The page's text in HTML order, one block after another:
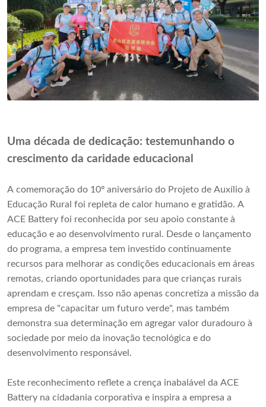
Uma década de dedicação: testemunhando o
crescimento da caridade educacional
A comemoração do 10º aniversário do Projeto de Auxílio à
Educação Rural foi repleta de calor humano e gratidão. A
ACE Battery foi reconhecida por seu apoio constante à
educação e ao desenvolvimento rural. Desde o lançamento
do programa, a empresa tem investido continuamente
recursos para melhorar as condições educacionais em áreas
remotas, criando oportunidades para que crianças rurais
aprendam e cresçam. Isso não apenas concretiza a missão da
empresa de "capacitar um futuro verde", mas também
demonstra sua determinação em agregar valor duradouro à
sociedade por meio da inovação tecnológica e do
desenvolvimento responsável.
Este reconhecimento reflete a crença inabalável da ACE
Battery na cidadania corporativa e inspira a empresa a